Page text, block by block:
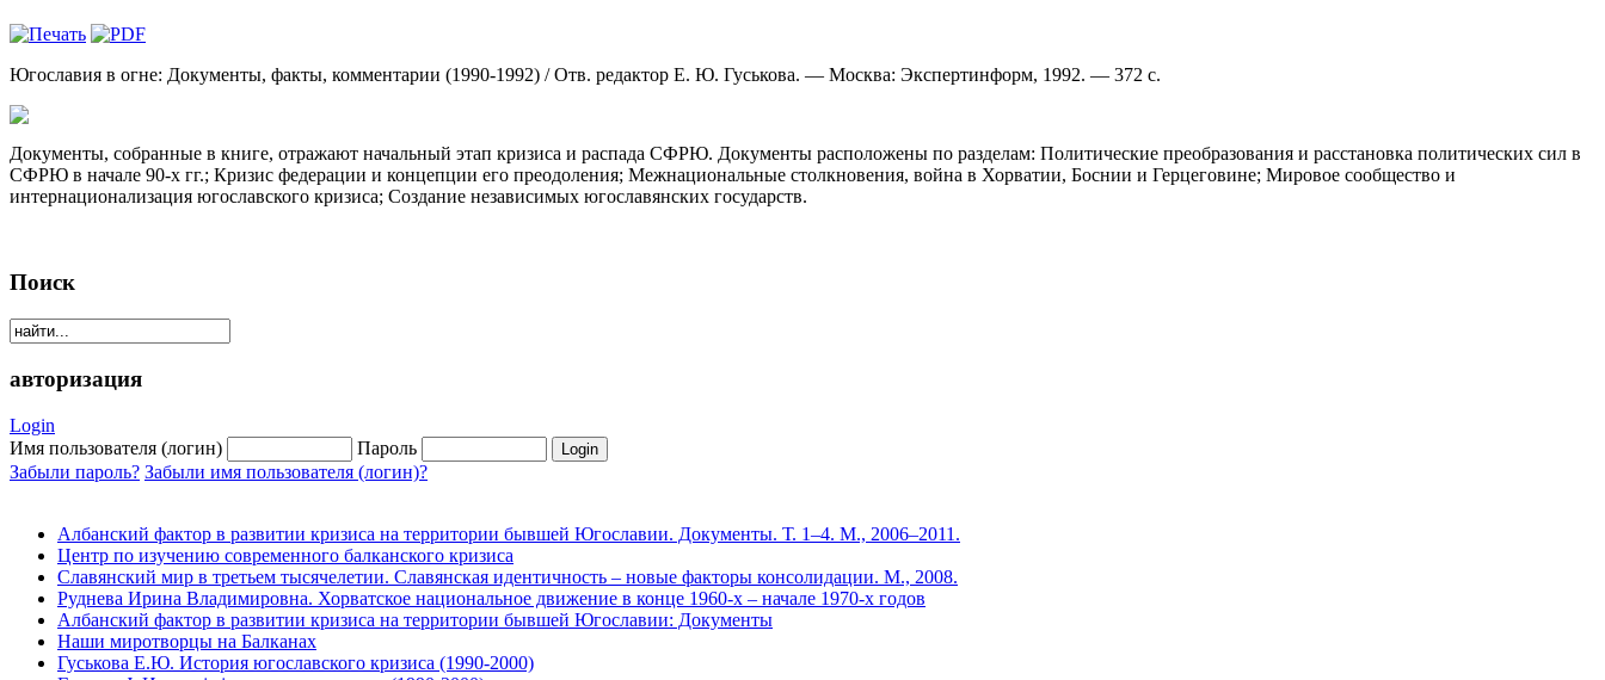
Югославия в огне: Документы, факты, комментарии (1990-1992) / Отв. редактор Е. Ю. Гуськова. — Москва: Экспертинформ, 1992. — 372 с.
Документы, собранные в книге, отражают начальный этап кризиса и распада СФРЮ. Документы расположены по разделам: Политические преобразования и расстановка политических сил в
СФРЮ в начале 90-х гг.; Кризис федерации и концепции его преодоления; Межнациональные столкновения, война в Хорватии, Боснии и Герцеговине; Мировое сообщество и
интернационализация югославского кризиса; Создание независимых югославянских государств.
Поиск
авторизация
Login
Имя пользователя (логин)
Пароль
Забыли пароль? Забыли имя пользователя (логин)?
Албанский фактор в развитии кризиса на территории бывшей Югославии. Документы. Т. 1–4. М., 2006–2011.
Центр по изучению современного балканского кризиса
Славянский мир в третьем тысячелетии. Славянская идентичность – новые факторы консолидации. М., 2008.
Руднева Ирина Владимировна. Хорватское национальное движение в конце 1960-х – начале 1970-х годов
Албанский фактор в развитии кризиса на территории бывшей Югославии: Документы
Наши миротворцы на Балканах
Гуськова Е.Ю. История югославского кризиса (1990-2000)